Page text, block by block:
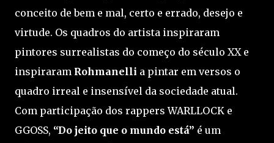
conceito de bem e mal, certo e errado, desejo e
virtude. Os quadros do artista inspiraram
pintores surrealistas do começo do século XX e
inspiraram Rohmanelli a pintar em versos o
quadro irreal e insensível da sociedade atual.
Com participação dos rappers WARLLOCK e
GGOSS, “Do jeito que o mundo está” é um